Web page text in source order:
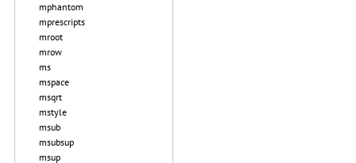
mphantom
mprescripts
mroot
mrow
ms
mspace
msqrt
mstyle
msub
msubsup
msup